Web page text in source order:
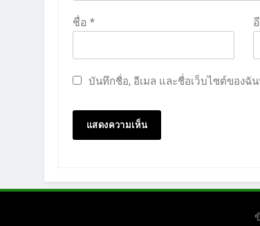
ชื่อ *
บันทึกชื่อ, อีเมล และชื่อเว็บไซต์ของฉั